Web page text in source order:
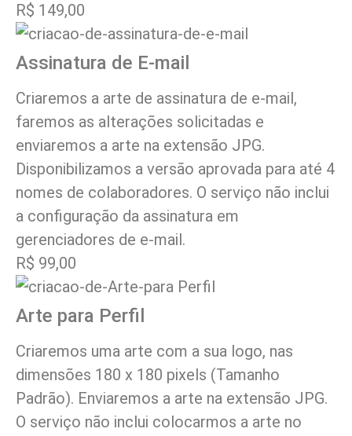
R$ 149,00
Assinatura de E-mail
Criaremos a arte de assinatura de e-mail,
faremos as alterações solicitadas e
enviaremos a arte na extensão JPG.
Disponibilizamos a versão aprovada para até 4
nomes de colaboradores. O serviço não inclui
a configuração da assinatura em
gerenciadores de e-mail.
R$ 99,00
Arte para Perfil
Criaremos uma arte com a sua logo, nas
dimensões 180 x 180 pixels (Tamanho
Padrão). Enviaremos a arte na extensão JPG.
O serviço não inclui colocarmos a arte no